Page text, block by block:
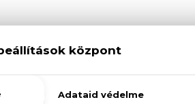
Eau De Toilette egy
a damaszkuszi rózsa,